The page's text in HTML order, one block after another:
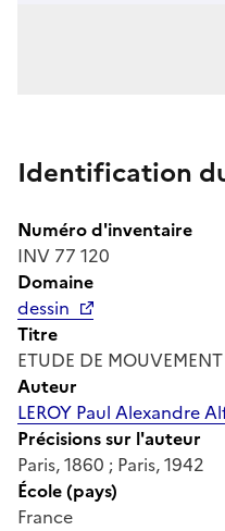
Identification
Numéro d'inventaire
INV 77 120
Domaine
dessin
Titre
ETUDE DE
Auteur
LEROY Paul Alexandre
Précisions sur l'auteur
Paris, 1860 ; Paris, 1942
École (pays)
France